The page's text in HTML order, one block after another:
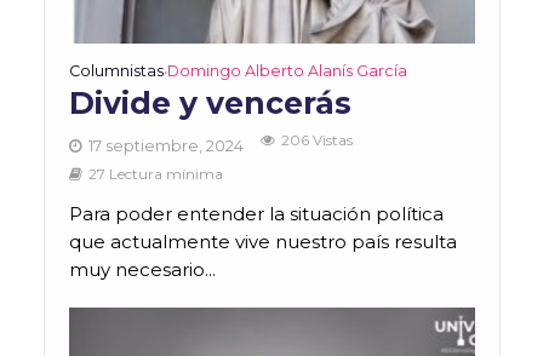
Columnistas•Domingo Alberto Alanís García
Divide y vencerás
17 septiembre, 2024
206 Vistas
27 Lectura mínima
Para poder entender la situación política
que actualmente vive nuestro país resulta
muy necesario...